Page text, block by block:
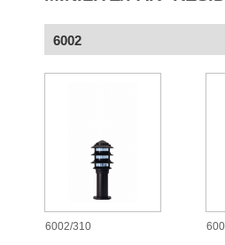
6002
6002/310